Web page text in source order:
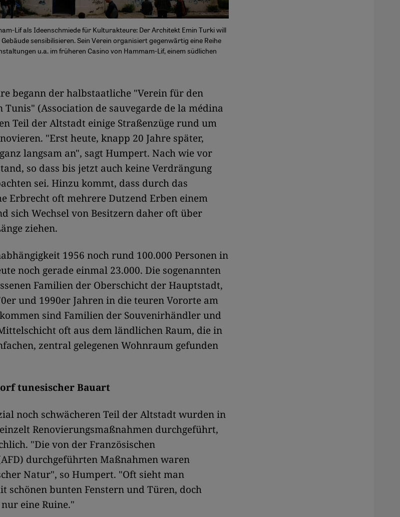
Lif als Ideenschmiede für Kulturakteure: Der Architekt Emin Turki will
sensibilisieren. Sein Verein organisiert gegenwärtig eine Reihe
u.a. im früheren Casino von Hammam-Lif, einem südlichen
begann der halbstaatliche "Verein für den
Tunis" (Association de sauvegarde de la médina
Teil der Altstadt einige Straßenzüge rund um
"Erst heute, knapp 20 Jahre später,
langsam an", sagt Humpert. Nach wie vor
so dass bis jetzt auch keine Verdrängung
sei. Hinzu kommt, dass durch das
Erbrecht oft mehrere Dutzend Erben einem
sich Wechsel von Besitzern daher oft über
ziehen.
1956 noch rund 100.000 Personen in
noch gerade einmal 23.000. Die sogenannten
Familien der Oberschicht der Hauptstadt,
und 1990er Jahren in die teuren Vororte am
sind Familien der Souvenirhändler und
oft aus dem ländlichen Raum, die in
zentral gelegenen Wohnraum gefunden
tunesischer Bauart
noch schwächeren Teil der Altstadt wurden in
Renovierungsmaßnahmen durchgeführt,
"Die von der Französischen
durchgeführten Maßnahmen waren
Natur", so Humpert. "Oft sieht man
schönen bunten Fenstern und Türen, doch
eine Ruine."